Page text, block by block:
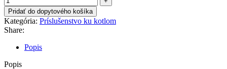
Pridať do dopytového košíka
Kategória: Príslušenstvo ku kotlom
Share:
Popis
Popis